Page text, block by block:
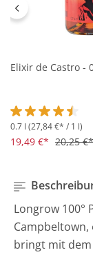
Elixir de Castro -
0.7 l (27,84 €* / 1 l)
19,49 €* 20,25 €*
Longrow 100°
bringt mit